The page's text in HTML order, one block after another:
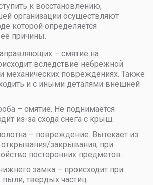
к восстановлению,
организации осуществляют
которой определяется
причины.
– смятие на
вследствие небрежной
механических повреждениях. Также
и с иными деталями внешней
– смятие. Не поднимается
из-за схода снега с крыш.
– повреждение. Вытекает из
закрывания, при
посторонних предметов.
замка – происходит при
пыли, твердых частиц.